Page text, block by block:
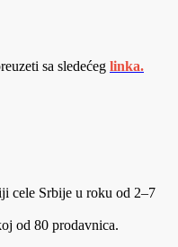
sa sledećeg linka.
cele Srbije u roku od 2–7
od 80 prodavnica.